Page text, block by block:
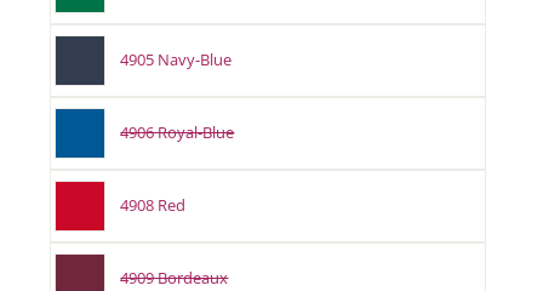
4905 Navy-Blue
4906 Royal-Blue
4908 Red
4909 Bordeaux